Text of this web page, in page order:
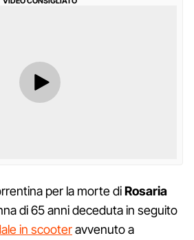
per la morte diRosaria
di 65 anni deceduta in seguito
in scooteravvenuto a